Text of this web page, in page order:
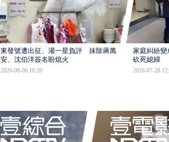
東發號遭出征、灌一星負評 抹除蔣萬
安、沈伯洋簽名盼熄火
2026-08-06 16:20
家庭糾紛變
砍死媳婦
2026-07-28